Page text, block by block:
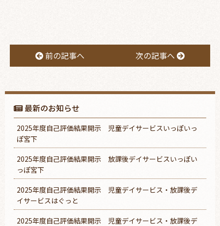
前の記事へ 次の記事へ
最新のお知らせ
2025年度自己評価結果開示 児童デイサービスいっぽいっ
ぽ宮下
2025年度自己評価結果開示 放課後デイサービスいっぽい
っぽ宮下
2025年度自己評価結果開示 児童デイサービス・放課後デ
イサービスはぐっと
2025年度自己評価結果開示 児童デイサービス・放課後デ